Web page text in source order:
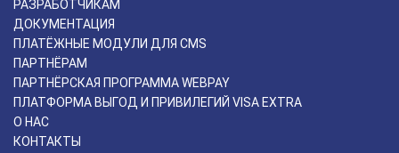
РАЗРАБОТЧИКАМ
ДОКУМЕНТАЦИЯ
ПЛАТЁЖНЫЕ МОДУЛИ ДЛЯ CMS
ПАРТНЁРАМ
ПАРТНЁРСКАЯ ПРОГРАММА WEBPAY
ПЛАТФОРМА ВЫГОД И ПРИВИЛЕГИЙ VISA EXTRA
О НАС
КОНТАКТЫ